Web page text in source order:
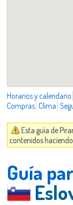
Horarios y calendario
Compras Clima
Esta guía de
contenidos
Guía